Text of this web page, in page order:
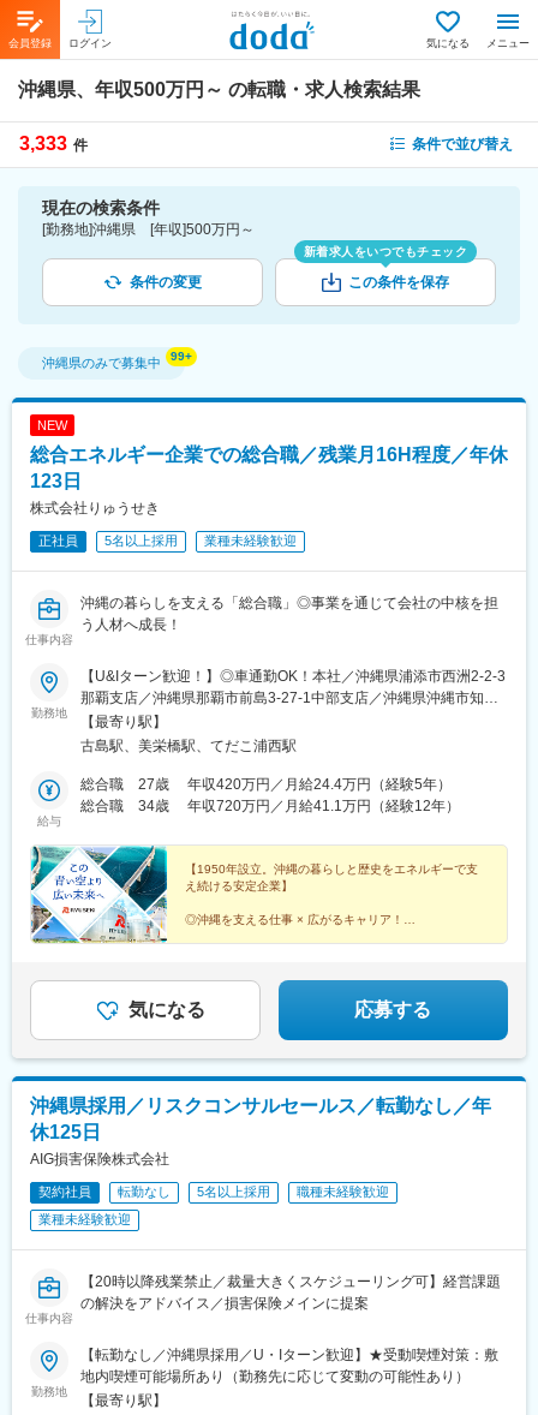
会員登録 ログイン 気になる メニュー
沖縄県、年収500万円～ の転職・求人検索結果
3,333 件 条件で並び替え
現在の検索条件
[勤務地]沖縄県 [年収]500万円～
条件の変更
新着求人をいつでもチェック
この条件を保存
沖縄県のみで募集中
NEW
総合エネルギー企業での総合職／残業月16H程度／年休
123日
株式会社りゅうせき
正社員 5名以上採用 業種未経験歓迎
仕事内容
沖縄の暮らしを支える「総合職」◎事業を通じて会社の中核を担
う人材へ成長！
勤務地
【U&Iターン歓迎！】◎車通勤OK！本社／沖縄県浦添市西洲2-2-3
那覇支店／沖縄県那覇市前島3-27-1中部支店／沖縄県沖縄市知花
4-32-32北部支店／沖縄県名護市字安和881宮古支店／沖縄県宮古
島市平良西仲宗根2-40八重山支店／沖縄県石垣市南ぬ浜町1-2※受
【最寄り駅】
古島駅、美栄橋駅、てだこ浦西駅
給与
総合職 27歳 年収420万円／月給24.4万円（経験5年）
総合職 34歳 年収720万円／月給41.1万円（経験12年）
【1950年設立。沖縄の暮らしと歴史をエネルギーで支
え続ける安定企業】
◎沖縄を支える仕事 × 広がるキャリア！
気になる 応募する
沖縄県採用／リスクコンサルセールス／転勤なし／年
休125日
AIG損害保険株式会社
契約社員 転勤なし 5名以上採用
職種未経験歓迎
業種未経験歓迎
仕事内容
【20時以降残業禁止／裁量大きくスケジューリング可】経営課題
の解決をアドバイス／損害保険メインに提案
勤務地
【転勤なし／沖縄県採用／U・Iターン歓迎】★受動喫煙対策：敷
地内喫煙可能場所あり（勤務先に応じて変動の可能性あり）
【最寄り駅】